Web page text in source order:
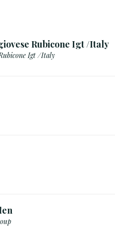
Rubicone Igt /Italy
Igt /Italy